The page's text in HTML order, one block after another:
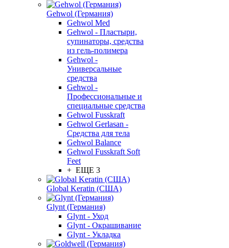
Gehwol (Германия)
Gehwol Med
Gehwol - Пластыри,
супинаторы, средства
из гель-полимера
Gehwol -
Универсальные
средства
Gehwol -
Профессиональные и
специальные средства
Gehwol Fusskraft
Gehwol Gerlasan -
Средства для тела
Gehwol Balance
Gehwol Fusskraft Soft
Feet
+ ЕЩЕ 3
Global Keratin (США)
Glynt (Германия)
Glynt - Уход
Glynt - Окрашивание
Glynt - Укладка